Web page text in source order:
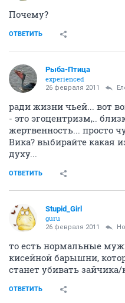
Почему?
ОТВЕТИТЬ
Рыба-Птица
experienced
26 февраля 2011
ради жизни чьей... вот
- это эгоцентризм,..
жертвенность... просто
Вика? выбирайте какая
духу...
ОТВЕТИТЬ
Stupid_Girl
guru
26 февраля 2011
то есть нормальные
кисейной барышни,
станет убивать зайчика/
ОТВЕТИТЬ